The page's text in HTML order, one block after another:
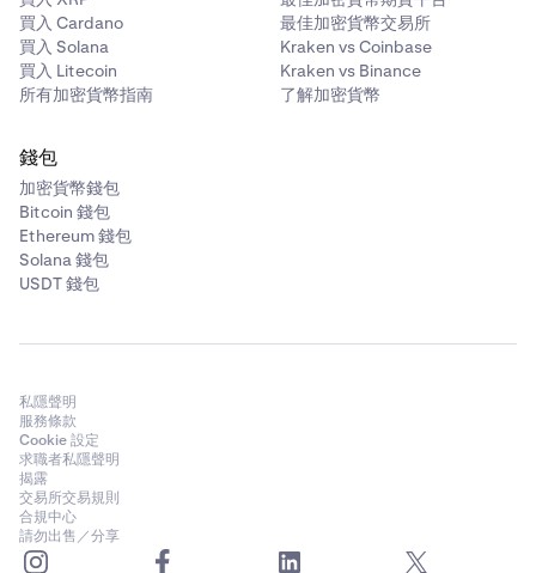
Kava (KAVA)
✅
Kusama (KSM)
✅
Near Protocol (NEAR)
✅
✅
買入 Cardano
買入 Solana
買入 Litecoin
所有加密貨幣指南
最佳加密貨幣交易所
Kraken vs Coinbase
Kraken vs Binance
了解加密貨幣
錢包
加密貨幣錢包
Bitcoin 錢包
Ethereum 錢包
Solana 錢包
USDT 錢包
私隱聲明
服務條款
Cookie 設定
求職者私隱聲明
揭露
交易所交易規則
合規中心
請勿出售／分享